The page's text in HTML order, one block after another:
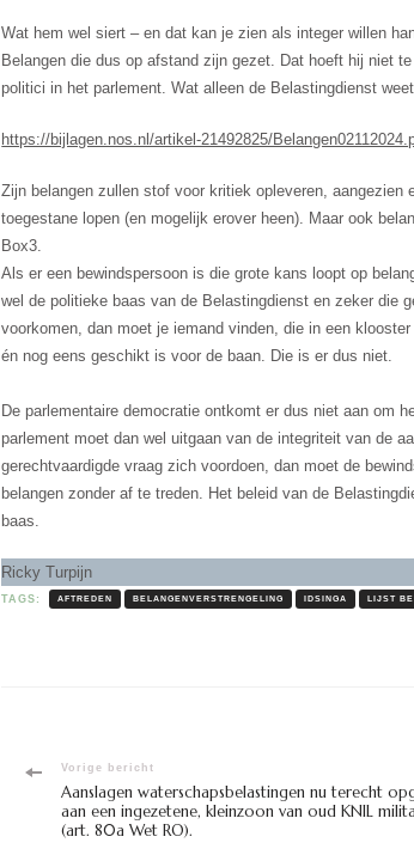
Wat hem wel siert – en dat kan je zien als integer willen
Belangen die dus op afstand zijn gezet. Dat hoeft hij niet
politici in het parlement. Wat alleen de Belastingdienst
https://bijlagen.nos.nl/artikel-21492825/
Zijn belangen zullen stof voor kritiek opleveren,
toegestane lopen (en mogelijk erover heen). Maar ook
Box3.
Als er een bewindspersoon is die grote kans loopt op
wel de politieke baas van de Belastingdienst en zeker die
voorkomen, dan moet je iemand vinden, die in een
én nog eens geschikt is voor de baan. Die is er dus niet.
De parlementaire democratie ontkomt er dus niet aan om
parlement moet dan wel uitgaan van de integriteit van de
gerechtvaardigde vraag zich voordoen, dan moet de
belangen zonder af te treden. Het beleid van de
baas.
Ricky Turpijn
TAGS: AFTREDEN BELANGENVERSTRENGELING IDSINGA LIJST
Bericht
navigatie
Vorige bericht
Aanslagen waterschapsbelastingen nu terecht
aan een ingezetene, kleinzoon van oud KNIL
(art. 80a Wet RO).